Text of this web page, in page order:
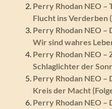
Perry Rhodan NEO –
Flucht ins Verderben
Perry Rhodan NEO
Wir sind wahres
Perry Rhodan NEO –
Schlaglichter der
Perry Rhodan NEO
Kreis der Macht
Perry Rhodan NEO –